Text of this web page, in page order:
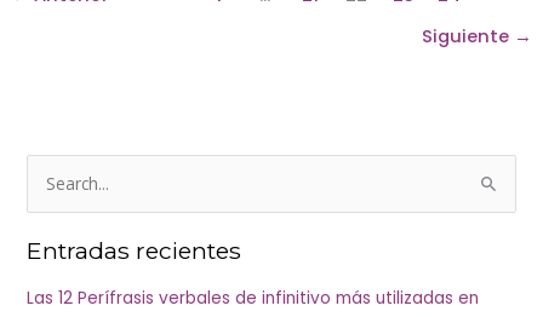
Siguiente →
u
s
c
Entradas recientes
Las 12 Perífrasis verbales de infinitivo más utilizadas en
g